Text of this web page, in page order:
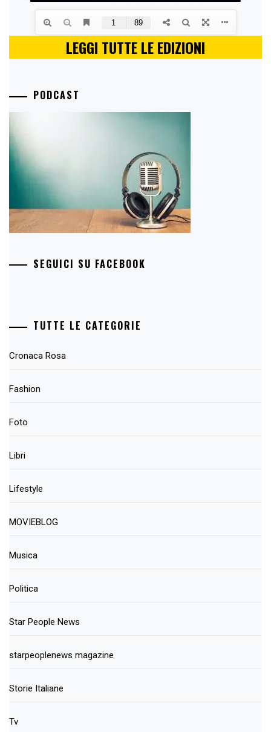
LEGGI TUTTE LE EDIZIONI
PODCAST
SEGUICI SU FACEBOOK
TUTTE LE CATEGORIE
Cronaca Rosa
Fashion
Foto
Libri
Lifestyle
MOVIEBLOG
Musica
Politica
Star People News
starpeoplenews magazine
Storie Italiane
Tv